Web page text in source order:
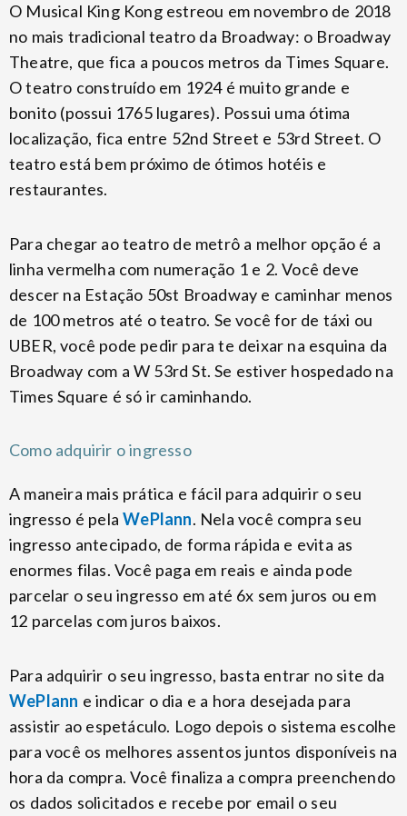
O Musical King Kong estreou em novembro de 2018
no mais tradicional teatro da Broadway: o Broadway
Theatre, que fica a poucos metros da Times Square.
O teatro construído em 1924 é muito grande e
bonito (possui 1765 lugares). Possui uma ótima
localização, fica entre 52nd Street e 53rd Street. O
teatro está bem próximo de ótimos hotéis e
restaurantes.
Para chegar ao teatro de metrô a melhor opção é a
linha vermelha com numeração 1 e 2. Você deve
descer na Estação 50st Broadway e caminhar menos
de 100 metros até o teatro. Se você for de táxi ou
UBER, você pode pedir para te deixar na esquina da
Broadway com a W 53rd St. Se estiver hospedado na
Times Square é só ir caminhando.
Como adquirir o ingresso
A maneira mais prática e fácil para adquirir o seu
ingresso é pelaWePlann. Nela você compra seu
ingresso antecipado, de forma rápida e evita as
enormes filas. Você paga em reais e ainda pode
parcelar o seu ingresso em até 6x sem juros ou em
12 parcelas com juros baixos.
Para adquirir o seu ingresso, basta entrar no site da
WePlann e indicar o dia e a hora desejada para
assistir ao espetáculo. Logo depois o sistema escolhe
para você os melhores assentos juntos disponíveis na
hora da compra. Você finaliza a compra preenchendo
os dados solicitados e recebe por email o seu